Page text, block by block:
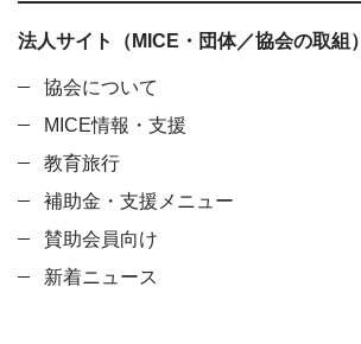
法人サイト（MICE・団体／協会の取組）
協会について
MICE情報・支援
教育旅行
補助金・支援メニュー
賛助会員向け
新着ニュース